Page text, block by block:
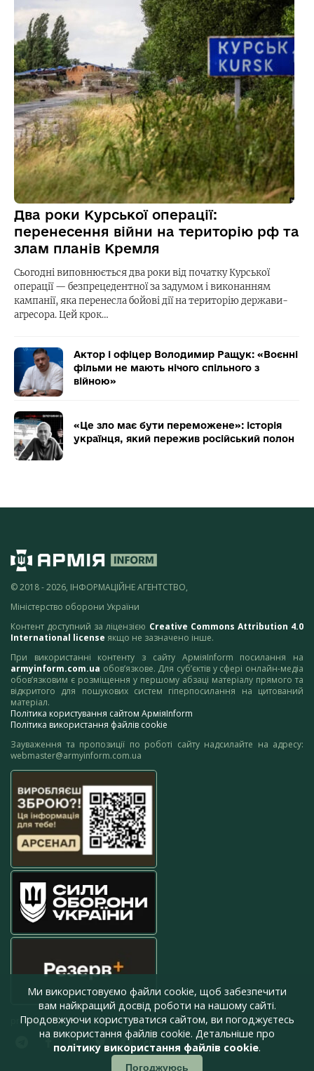
Два роки Курської операції:
перенесення війни на територію рф та
злам планів Кремля
Сьогодні виповнюється два роки від початку Курської
операції — безпрецедентної за задумом і виконанням
кампанії, яка перенесла бойові дії на територію держави-
агресора. Цей крок…
Актор і офіцер Володимир Ращук: «Воєнні
фільми не мають нічого спільного з
війною»
«Це зло має бути переможене»: історія
українця, який пережив російський полон
© 2018 - 2026, ІНФОРМАЦІЙНЕ АГЕНТСТВО,
Міністерство оборони України
Контент доступний за ліцензією Creative Commons Attribution 4.0
International license якщо не зазначено інше.
При використанні контенту з сайту АрміяInform посилання на
armyinform.com.ua обов’язкове. Для суб’єктів у сфері онлайн-медіа
обов’язковим є розміщення у першому абзаці матеріалу прямого та
відкритого для пошукових систем гіперпосилання на цитований
матеріал.
Політика користування сайтом АрміяInform
Політика використання файлів cookie
Зауваження та пропозиції по роботі сайту надсилайте на адресу:
webmaster@armyinform.com.ua
press@armyinform.com.ua
Ми використовуємо файли cookie, щоб забезпечити
вам найкращий досвід роботи на нашому сайті.
Продовжуючи користуватися сайтом, ви погоджуєтесь
на використання файлів cookie. Детальніше про
політику використання файлів cookie.
Погоджуюсь